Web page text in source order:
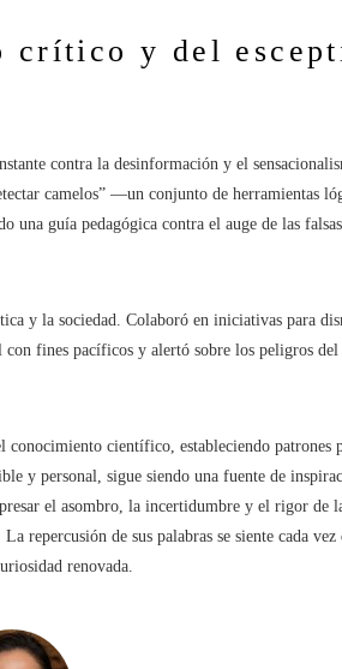
crítico y del
contra la desinformación y el
camelos” —un conjunto de herramientas
guía pedagógica contra el auge de las
y la sociedad. Colaboró en iniciativas para
fines pacíficos y alertó sobre los peligros
científico, estableciendo patrones
y personal, sigue siendo una fuente de
el asombro, la incertidumbre y el rigor de
repercusión de sus palabras se siente cada vez
renovada.